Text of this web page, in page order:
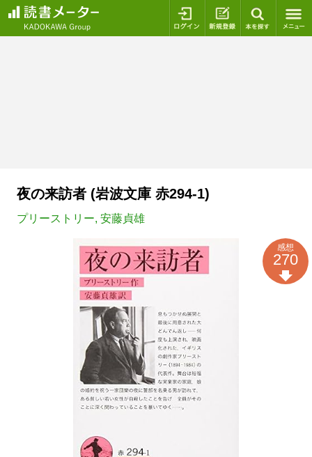
ログイン 新規登録
夜の来訪者 (岩波文庫 赤294-1)
プリーストリー, 安藤貞雄
感想
270